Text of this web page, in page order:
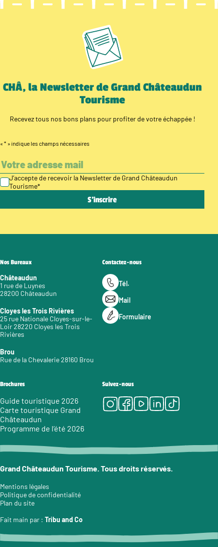
CHÂ, la Newsletter de Grand Châteaudun
Tourisme
Recevez tous nos bons plans pour profiter de votre échappée !
« * » indique les champs nécessaires
J’accepte de recevoir la Newsletter de Grand Châteaudun
Tourisme*
Nos Bureaux
Châteaudun
1 rue de Luynes
28200 Châteaudun
Cloyes les Trois Rivières
25 rue Nationale Cloyes-sur-le-
Loir 28220 Cloyes les Trois
Rivières
Brou
Rue de la Chevalerie 28160 Brou
Contactez-nous
Tél.
Mail
Formulaire
Brochures
Guide touristique 2026
Carte touristique Grand
Châteaudun
Programme de l’été 2026
Suivez-nous
Instagram
Facebook
Youtube
LinkedIn
Tiktok
Grand Châteaudun Tourisme. Tous droits réservés.
Mentions légales
Politique de confidentialité
Plan du site
Fait main par : Tribu and Co